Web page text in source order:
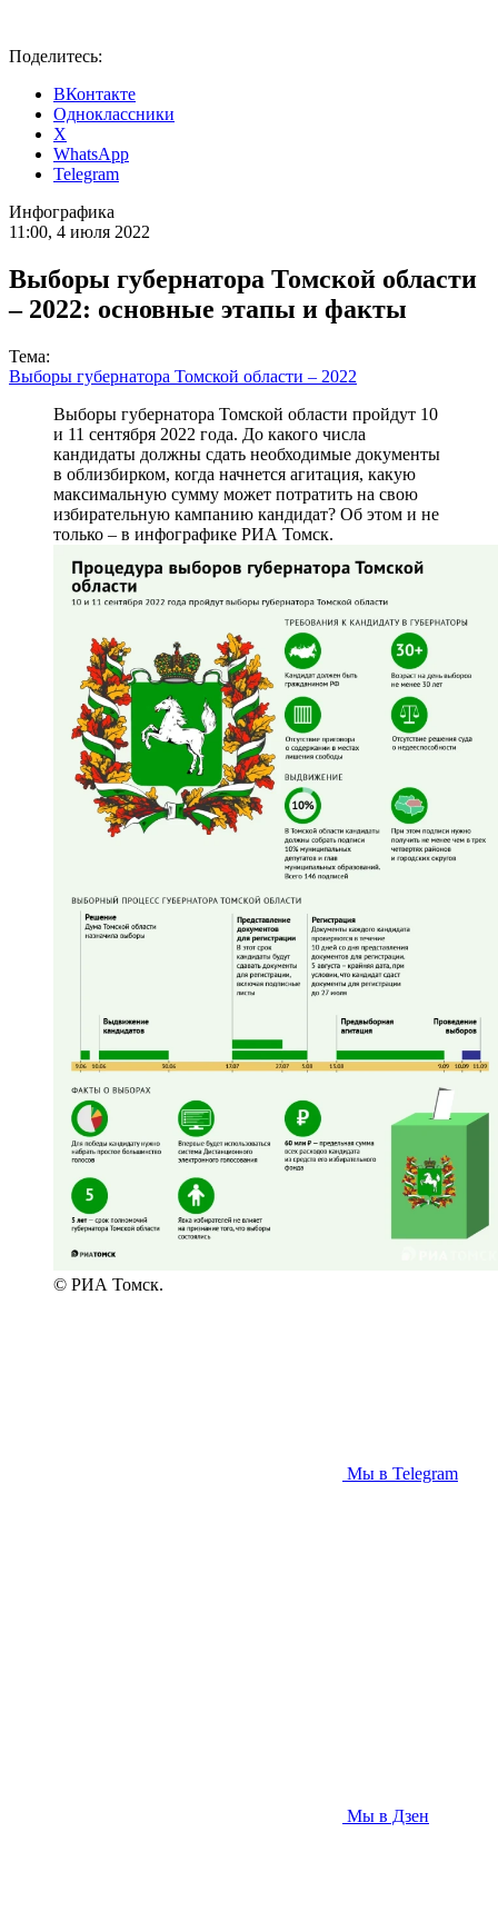
Поделитесь:
ВКонтакте
Одноклассники
X
WhatsApp
Telegram
Инфографика
11:00, 4 июля 2022
Выборы губернатора Томской области
– 2022: основные этапы и факты
Тема:
Выборы губернатора Томской области – 2022
Выборы губернатора Томской области пройдут 10
и 11 сентября 2022 года. До какого числа
кандидаты должны сдать необходимые документы
в облизбирком, когда начнется агитация, какую
максимальную сумму может потратить на свою
избирательную кампанию кандидат? Об этом и не
только – в инфографике РИА Томск.
© РИА Томск.
Мы в Telegram
Мы в Дзен